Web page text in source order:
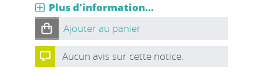
Plus d'information...
Ajouter au panier
Aucun avis sur cette notice.